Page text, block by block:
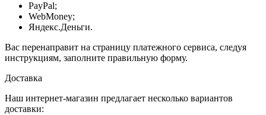
PayPal;
WebMoney;
Яндекс.Деньги.
Вас перенаправит на страницу платежного сервиса, следуя
инструкциям, заполните правильную форму.
Доставка
Наш интернет-магазин предлагает несколько вариантов
доставки: